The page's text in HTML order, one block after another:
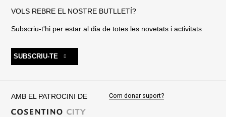
VOLS REBRE EL NOSTRE BUTLLETÍ?
Subscriu-t'hi per estar al dia de totes les novetats i activitats
SUBSCRIU-TE
AMB EL PATROCINI DE Com donar suport?